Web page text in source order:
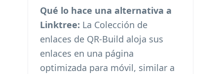
Qué lo hace una alternativa a
Linktree: La Colección de
enlaces de QR-Build aloja sus
enlaces en una página
optimizada para móvil, similar a